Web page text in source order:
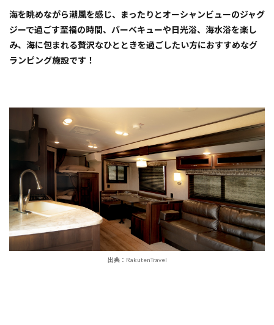
海を眺めながら潮風を感じ、まったりとオーシャンビューのジャグ
ジーで過ごす至福の時間、バーベキューや日光浴、海水浴を楽し
み、海に包まれる贅沢なひとときを過ごしたい方におすすめなグ
ランピング施設です！
出典：RakutenTravel